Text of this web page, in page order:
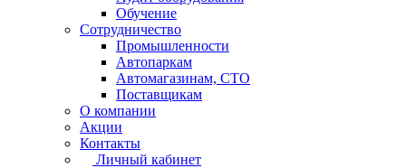
Обучение
Сотрудничество
Промышленности
Автопаркам
Автомагазинам, СТО
Поставщикам
О компании
Акции
Контакты
Личный кабинет